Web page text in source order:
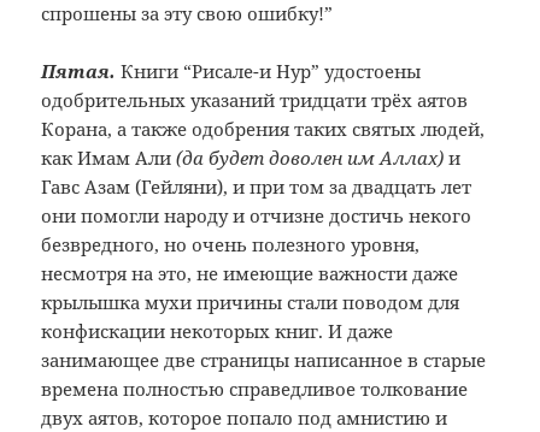
спрошены за эту свою ошибку!”
Пятая. Книги “Рисале-и Нур” удостоены
одобрительных указаний тридцати трёх аятов
Корана, а также одобрения таких святых людей,
как Имам Али(да будет доволен им Аллах) и
Гавс Азам (Гейляни), и при том за двадцать лет
они помогли народу и отчизне достичь некого
безвредного, но очень полезного уровня,
несмотря на это, не имеющие важности даже
крылышка мухи причины стали поводом для
конфискации некоторых книг. И даже
занимающее две страницы написанное в старые
времена полностью справедливое толкование
двух аятов, которое попало под амнистию и